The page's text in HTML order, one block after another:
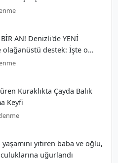
Tuzağa
AN! Denizli'de YENİ
olağanüstü destek: İşte o
Kuraklıkta Çayda Balık
Keyfi
yaşamını yitiren baba ve oğlu,
uğurlandı